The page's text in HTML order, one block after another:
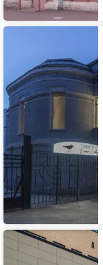
Бутик-
Сивре
HolidayHall
Samara
Hotel